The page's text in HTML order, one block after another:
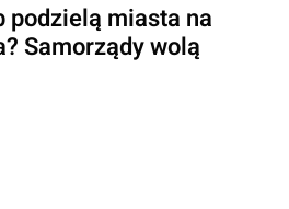
podzielą miasta na
Samorządy wolą